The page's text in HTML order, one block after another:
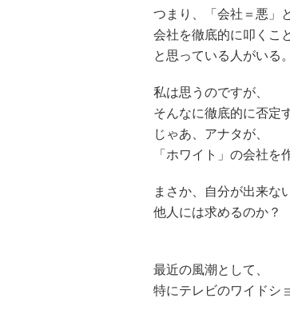
つまり、「会社＝悪」
会社を徹底的に叩くこ
と思っている人がいる。
私は思うのですが、
そんなに徹底的に否定
じゃあ、アナタが、
「ホワイト」の会社を
まさか、自分が出来な
他人には求めるのか？
最近の風潮として、
特にテレビのワイドシ